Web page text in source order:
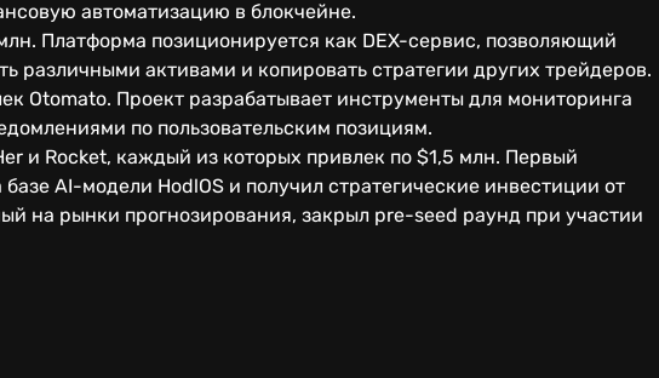
автоматизацию в блокчейне.
Платформа позиционируется как DEX-сервис, позволяющий
различными активами и копировать стратегии других трейдеров.
Otomato. Проект разрабатывает инструменты для мониторинга
по пользовательским позициям.
и Rocket, каждый из которых привлек по $1,5 млн. Первый
AI-модели HodlOS и получил стратегические инвестиции от
на рынки прогнозирования, закрыл pre-seed раунд при участии